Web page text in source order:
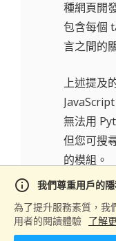
種網頁開
包含每個
言之間的
上述提及
無法用
但您可搜
的模組。
info
我們尊重用戶的
為了提升服務素質，我
用者的閱讀體驗 了解